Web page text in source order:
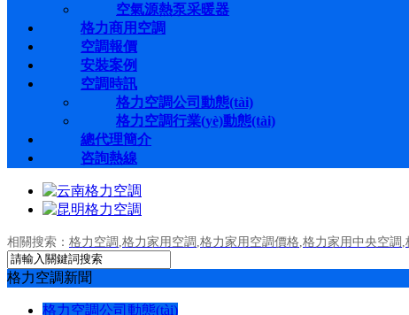
空氣源熱泵采暖器
格力商用空調
空調報價
安裝案例
空調時訊
格力空調公司動態(tài)
格力空調行業(yè)動態(tài)
總代理簡介
咨詢熱線
相關搜索： 格力空調 格力家用空調 格力家用空調價格 格力家用中央空調
格力空調新聞
格力空調公司動態(tài)